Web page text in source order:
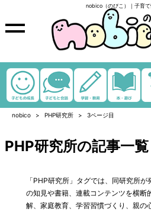
nobico（のびこ）｜子育て
nobico PHP研究所 3ページ目
PHP研究所の記事一覧
「PHP研究所」タグでは、同研究所
の知見や書籍、連載コンテンツを横断
解、家庭教育、学習習慣づくり、親の